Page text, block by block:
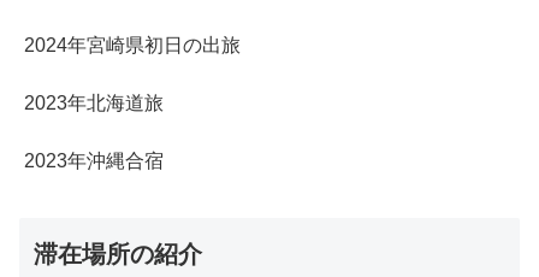
2024年宮崎県初日の出旅
2023年北海道旅
2023年沖縄合宿
滞在場所の紹介